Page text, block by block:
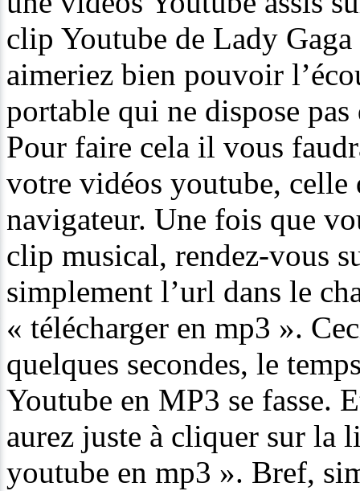
clip Youtube de Lady
aimeriez bien pouvoir
portable qui ne dispose pas
Pour faire cela il vous
votre vidéos youtube, celle
navigateur. Une fois que
clip musical, rendez-vous
simplement l’url dans le
« télécharger en mp3 ».
quelques secondes, le
Youtube en MP3 se fasse.
aurez juste à cliquer sur la
youtube en mp3 ». Bref,